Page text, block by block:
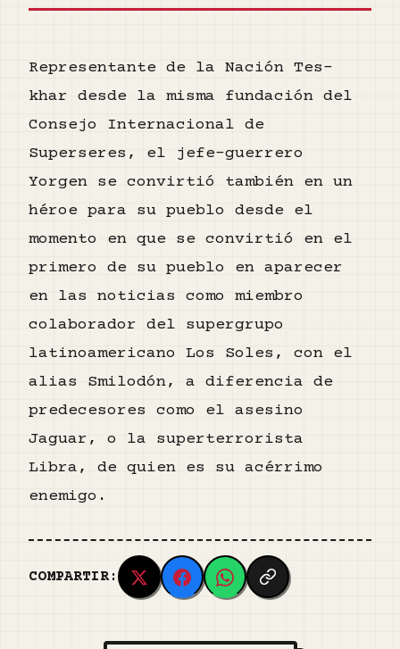
Representante de la Nación Tes-
khar desde la misma fundación del
Consejo Internacional de
Superseres, el jefe-guerrero
Yorgen se convirtió también en un
héroe para su pueblo desde el
momento en que se convirtió en el
primero de su pueblo en aparecer
en las noticias como miembro
colaborador del supergrupo
latinoamericano Los Soles, con el
alias Smilodón, a diferencia de
predecesores como el asesino
Jaguar, o la superterrorista
Libra, de quien es su acérrimo
enemigo.
COMPARTIR: